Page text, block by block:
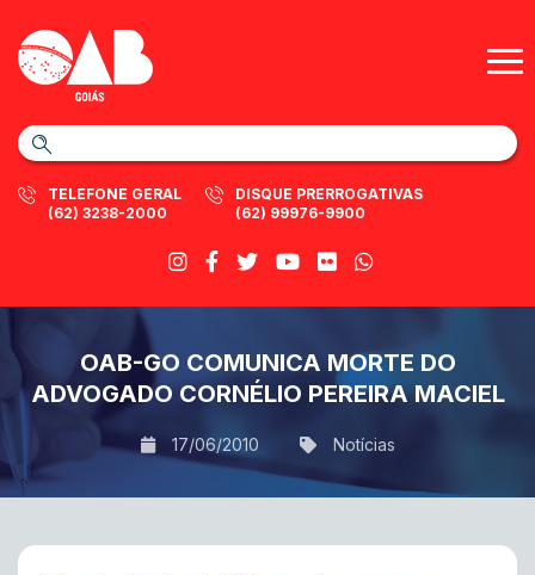
TELEFONE GERAL
(62) 3238-2000
DISQUE PRERROGATIVAS
(62) 99976-9900
OAB-GO COMUNICA MORTE DO
ADVOGADO CORNÉLIO PEREIRA MACIEL
17/06/2010 Notícias